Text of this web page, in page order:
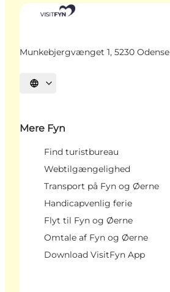
Munkebjergvænget 1, 5230 Odense
Vælg sprog
Mere Fyn
Find turistbureau
Webtilgængelighed
Transport på Fyn og Øerne
Handicapvenlig ferie
Flyt til Fyn og Øerne
Omtale af Fyn og Øerne
Download VisitFyn App